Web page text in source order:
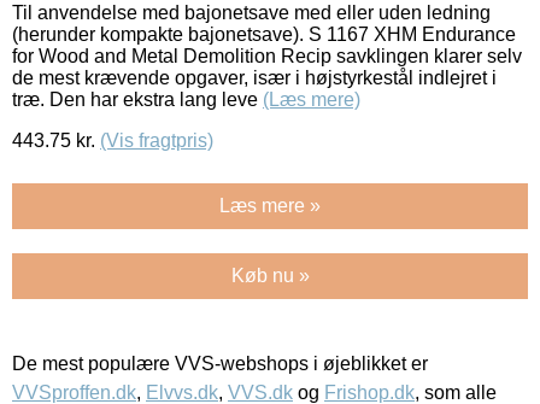
Til anvendelse med bajonetsave med eller uden ledning
(herunder kompakte bajonetsave). S 1167 XHM Endurance
for Wood and Metal Demolition Recip savklingen klarer selv
de mest krævende opgaver, især i højstyrkestål indlejret i
træ. Den har ekstra lang leve (Læs mere)
443.75 kr. (Vis fragtpris)
Læs mere »
Køb nu »
De mest populære VVS-webshops i øjeblikket er
VVSproffen.dk, Elvvs.dk, VVS.dk og Frishop.dk, som alle